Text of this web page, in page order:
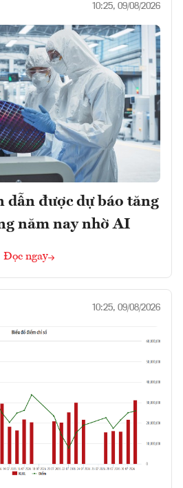
10:25, 09/08/2026
dẫn được dự báo tăng
năm nay nhờ AI
Đọc ngay
10:25, 09/08/2026